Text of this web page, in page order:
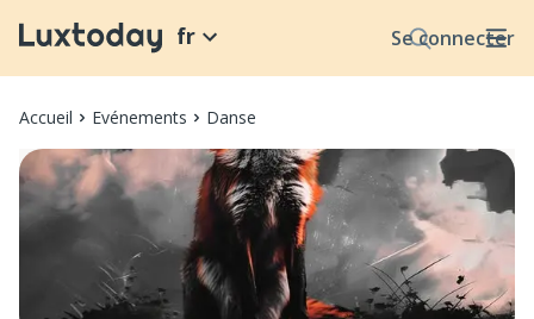
Se connecter
fr
Accueil Evénements Danse